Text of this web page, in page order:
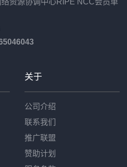
资源协调中心RIPE NCC会员单
关于
公司介绍
联系我们
推广联盟
赞助计划